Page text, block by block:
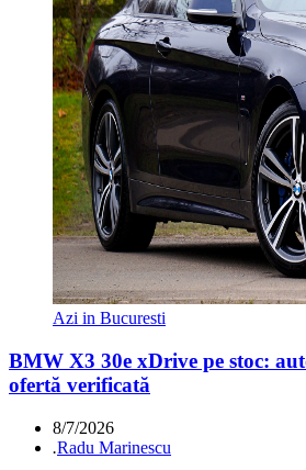
Azi in Bucuresti
BMW X3 30e xDrive pe stoc:
ofertă verificată
8/7/2026
.Radu Marinescu